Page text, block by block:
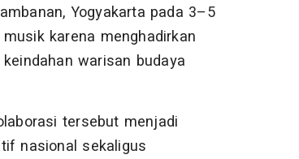
Yogyakarta pada 3–5
karena menghadirkan
warisan budaya
tersebut menjadi
nasional sekaligus